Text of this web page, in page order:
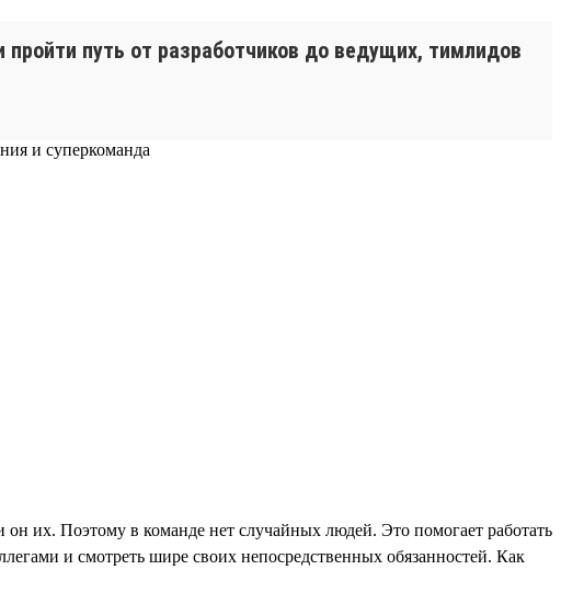
путь от разработчиков до ведущих, тимлидов
их. Поэтому в команде нет случайных людей. Это помогает работать
и смотреть шире своих непосредственных обязанностей. Как